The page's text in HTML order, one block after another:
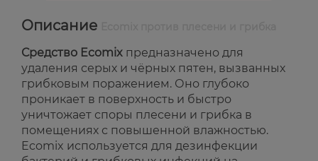
Описание
Средство Ecomix предназначено для
удаления серых и чёрных пятен, вызванных
грибковым поражением. Оно глубоко
проникает в поверхность и быстро
уничтожает споры плесени и грибка в
помещениях с повышенной влажностью.
Ecomix используется для дезинфекции